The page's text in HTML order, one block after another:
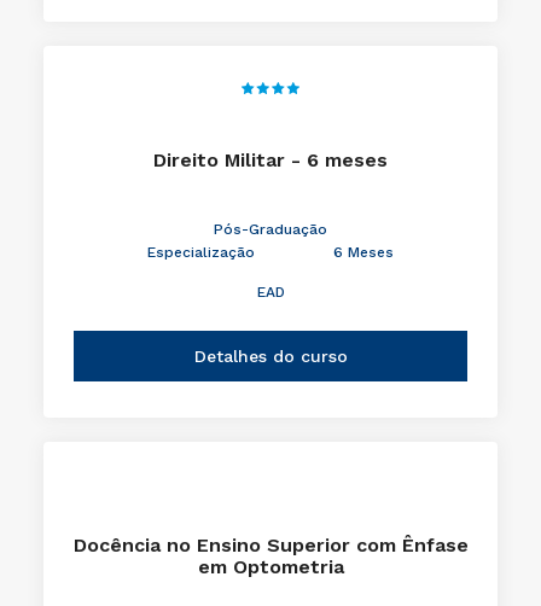
Direito Militar - 6 meses
Pós-Graduação
Especialização
6 Meses
EAD
Detalhes do curso
Docência no Ensino Superior com Ênfase
em Optometria